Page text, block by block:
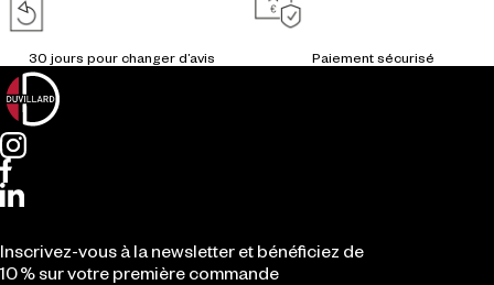
Inscrivez-vous à la newsletter et bénéficiez de
10 % sur votre première commande